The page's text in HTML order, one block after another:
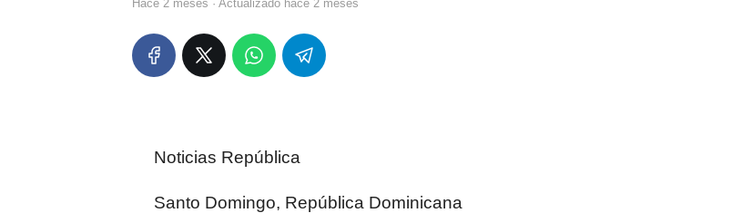
hace 2 meses · Actualizado hace 2 meses
Noticias República
Santo Domingo, República Dominicana